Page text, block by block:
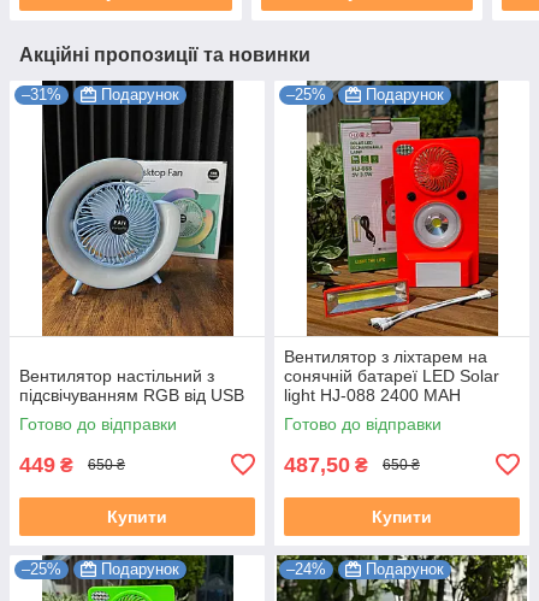
Акційні пропозиції та новинки
–31% Подарунок
Вентилятор настільний з
підсвічуванням RGB від USB
Готово до відправки
449 ₴ 650 ₴
Купити
–25% Подарунок
Вентилятор з ліхтарем на
сонячній батареї LED Solar
light HJ-088 2400 MAH
Оранжевий
Готово до відправки
487,50 ₴ 650 ₴
Купити
–25% Подарунок –24% Подарунок